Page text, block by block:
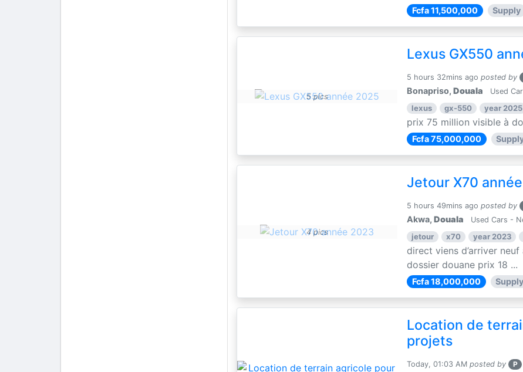
Fcfa 11,500,000 Supply
5 pics
Lexus GX550
5 hours 32mins ago posted by
Bonapriso,Douala Used
lexus gx-550 year 2025
prix 75 million visible à
Fcfa 75,000,000
4 pics
Jetour X70
5 hours 49mins ago posted by
Akwa,Douala Used Cars -
jetour x70 year 2023
direct viens d’arriver
dossier douane prix 18 ...
Fcfa 18,000,000 Supply
Location de
projets
Today, 01:03 AM posted by P